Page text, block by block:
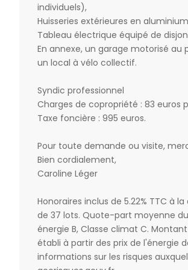
individuels),
Huisseries extérieures en
Tableau électrique équipé de
En annexe, un garage motorisé
un local à vélo collectif.
Syndic professionnel
Charges de copropriété : 83 euros
Taxe foncière : 995 euros.
Pour toute demande ou visite,
Bien cordialement,
Caroline Léger
Honoraires inclus de 5.22% TTC à
de 37 lots. Quote-part moyenne
énergie B, Classe climat C.
établi à partir des prix de l'énergie
informations sur les risques